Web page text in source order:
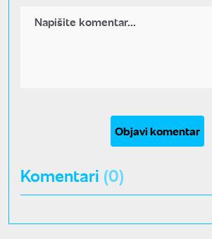
Objavi komentar
Komentari (0)